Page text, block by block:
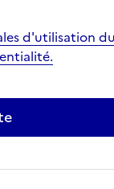
du
d'utilisation du